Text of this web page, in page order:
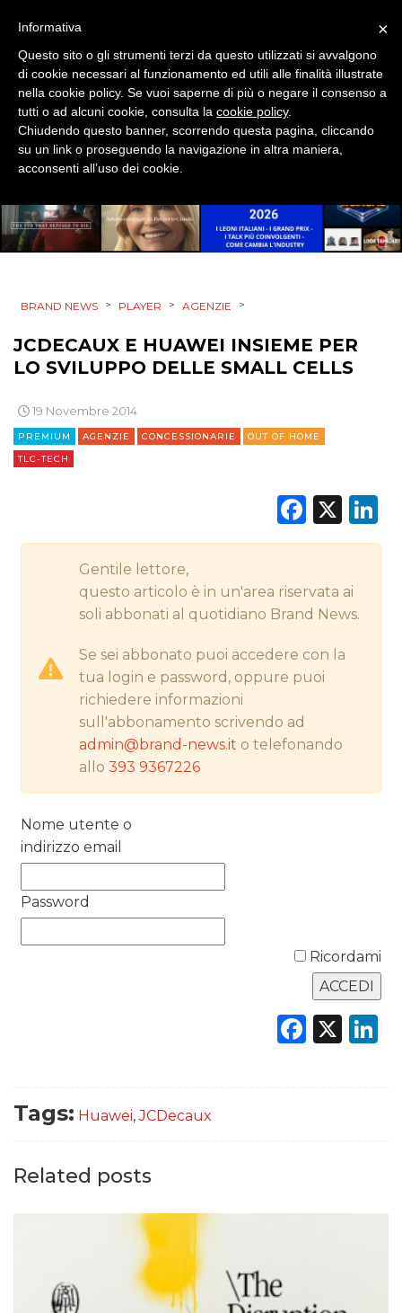
DESIGN
EVENTI
MOBILE
PROMOZIONI
PRODOTTI
PUNTI VENDITA
STRATEGIE
DIGITALE
EDITORIA
ESTERNA
RADIO / AUDIO
DATI
RICERCHE
PREVISIONI/SCENARI
OPINIONI
BRAND NEWS > PLAYER > AGENZIE >
JCDECAUX E HUAWEI INSIEME PER
LO SVILUPPO DELLE SMALL CELLS
19 Novembre 2014
PREMIUM AGENZIE CONCESSIONARIE
OUT OF HOME
TLC-TECH
X
Gentile lettore,
questo articolo è in un'area riservata ai
soli abbonati al quotidiano Brand News.
Se sei abbonato puoi accedere con la
tua login e password, oppure puoi
richiedere informazioni
sull'abbonamento scrivendo ad
admin@brand-news.it o telefonando
allo393 9367226
Nome utente o
indirizzo email
Password
Ricordami
X
Tags: Huawei,JCDecaux
Related posts
×
Informativa
Questo sito o gli strumenti terzi da questo utilizzati si avvalgono
di cookie necessari al funzionamento ed utili alle finalità illustrate
nella cookie policy. Se vuoi saperne di più o negare il consenso a
tutti o ad alcuni cookie, consulta la cookie policy.
Chiudendo questo banner, scorrendo questa pagina, cliccando
su un link o proseguendo la navigazione in altra maniera,
acconsenti all’uso dei cookie.